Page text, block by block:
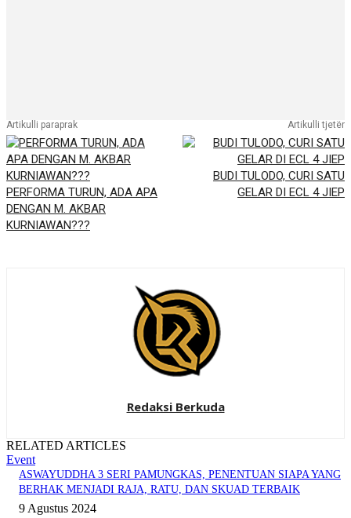
Artikulli paraprak
PERFORMA TURUN, ADA APA
DENGAN M. AKBAR
KURNIAWAN???
Artikulli tjetër
BUDI TULODO, CURI SATU
GELAR DI ECL 4 JIEP
Redaksi Berkuda
RELATED ARTICLES
Event
ASWAYUDDHA 3 SERI PAMUNGKAS, PENENTUAN SIAPA YANG
BERHAK MENJADI RAJA, RATU, DAN SKUAD TERBAIK
9 Agustus 2024